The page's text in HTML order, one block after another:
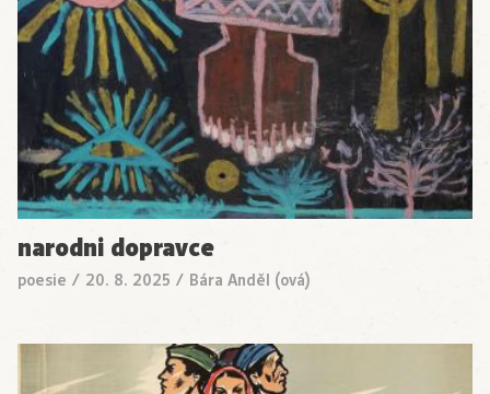
narodni dopravce
poesie / 20. 8. 2025 / Bára Anděl (ová)